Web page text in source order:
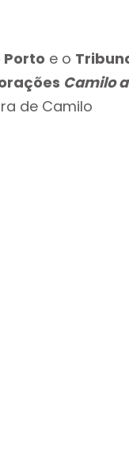
e o
Camilo a
de Camilo